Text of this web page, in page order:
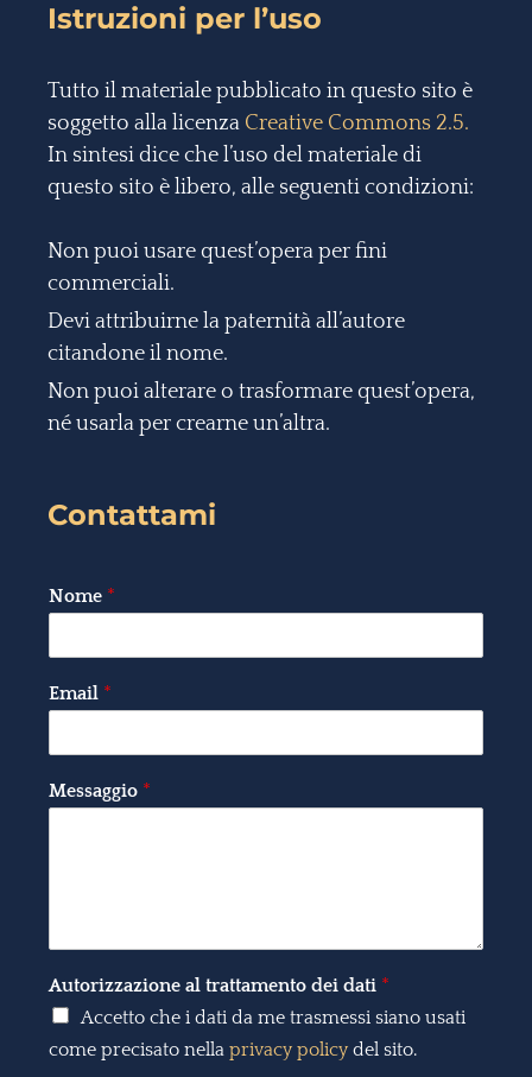
Istruzioni per l’uso
Tutto il materiale pubblicato in questo sito è
soggetto alla licenza Creative Commons 2.5.
In sintesi dice che l’uso del materiale di
questo sito è libero, alle seguenti condizioni:
Non puoi usare quest’opera per fini
commerciali.
Devi attribuirne la paternità all’autore
citandone il nome.
Non puoi alterare o trasformare quest’opera,
né usarla per crearne un’altra.
Contattami
Nome *
Email *
Messaggio *
Autorizzazione al trattamento dei dati *
Accetto che i dati da me trasmessi siano usati
come precisato nella privacy policy del sito.